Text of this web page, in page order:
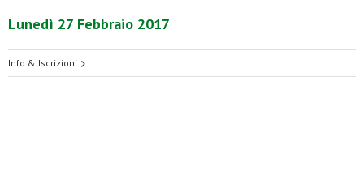
Lunedì 27 Febbraio 2017
Info & Iscrizioni